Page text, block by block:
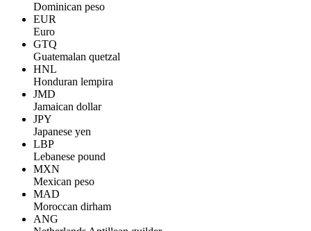
Dominican peso
EUR
Euro
GTQ
Guatemalan quetzal
HNL
Honduran lempira
JMD
Jamaican dollar
JPY
Japanese yen
LBP
Lebanese pound
MXN
Mexican peso
MAD
Moroccan dirham
ANG